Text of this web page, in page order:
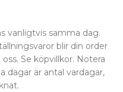
vanligtvis samma dag.
blir din order
Se köpvillkor. Notera
dagar är antal vardagar,